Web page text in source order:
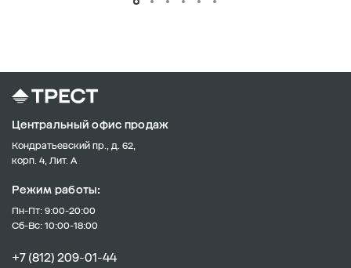
Центральный офис продаж
Кондратьевский пр., д. 62,
корп. 4, Лит. А
Режим работы:
Пн-Пт: 9:00-20:00
Сб-Вс: 10:00-18:00
+7 (812) 209-01-44